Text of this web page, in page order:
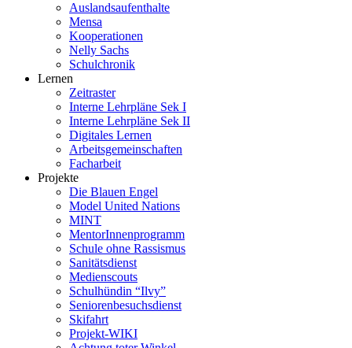
Auslandsaufenthalte
Mensa
Kooperationen
Nelly Sachs
Schulchronik
Lernen
Zeitraster
Interne Lehrpläne Sek I
Interne Lehrpläne Sek II
Digitales Lernen
Arbeitsgemeinschaften
Facharbeit
Projekte
Die Blauen Engel
Model United Nations
MINT
MentorInnenprogramm
Schule ohne Rassismus
Sanitätsdienst
Medienscouts
Schulhündin “Ilvy”
Seniorenbesuchsdienst
Skifahrt
Projekt-WIKI